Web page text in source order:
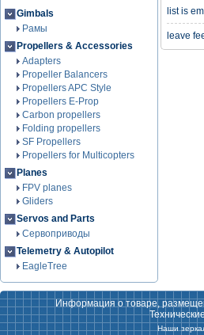
Gimbals
Рамы
Propellers & Accessories
Adapters
Propeller Balancers
Propellers APC Style
Propellers E-Prop
Carbon propellers
Folding propellers
SF Propellers
Propellers for Multicopters
Planes
FPV planes
Gliders
Servos and Parts
Сервоприводы
Telemetry & Autopilot
EagleTree
list is
leave
Информация о товаре,
Наши